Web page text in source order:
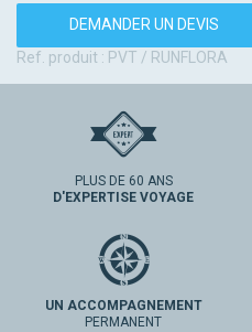
DEMANDER UN DEVIS
Ref. produit : PVT / RUNFLORA
PLUS DE 60 ANS
D'EXPERTISE VOYAGE
UN ACCOMPAGNEMENT
PERMANENT